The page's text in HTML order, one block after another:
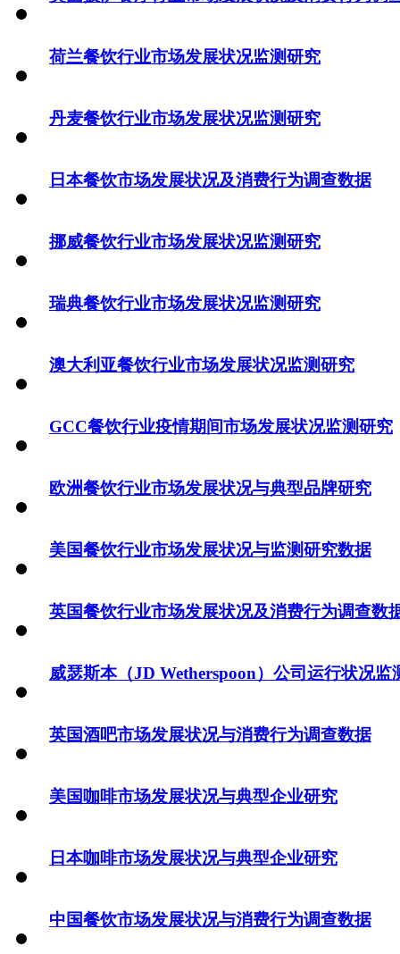
荷兰餐饮行业市场发展状况监测研究
丹麦餐饮行业市场发展状况监测研究
日本餐饮市场发展状况及消费行为调查数据
挪威餐饮行业市场发展状况监测研究
瑞典餐饮行业市场发展状况监测研究
澳大利亚餐饮行业市场发展状况监测研究
GCC餐饮行业疫情期间市场发展状况监测研究
欧洲餐饮行业市场发展状况与典型品牌研究
美国餐饮行业市场发展状况与监测研究数据
英国餐饮行业市场发展状况及消费行为调查数
威瑟斯本（JD Wetherspoon）公司运行状况监
英国酒吧市场发展状况与消费行为调查数据
美国咖啡市场发展状况与典型企业研究
日本咖啡市场发展状况与典型企业研究
中国餐饮市场发展状况与消费行为调查数据